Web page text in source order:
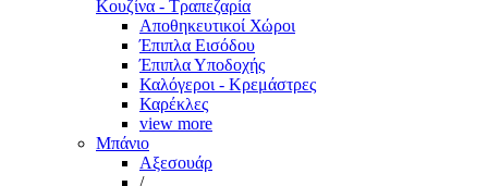
Κουζίνα - Τραπεζαρία
Αποθηκευτικοί Χώροι
Έπιπλα Εισόδου
Έπιπλα Υποδοχής
Καλόγεροι - Κρεμάστρες
Καρέκλες
view more
Μπάνιο
Αξεσουάρ
/